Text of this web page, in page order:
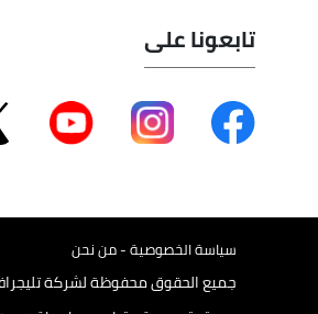
تابعونا على
سياسة الخصوصية - من نحن
جميع الحقوق محفوظة لشركة تليجراف